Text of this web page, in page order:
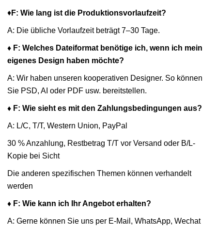
♦F: Wie lang ist die Produktionsvorlaufzeit?
A: Die übliche Vorlaufzeit beträgt 7–30 Tage.
♦ F: Welches Dateiformat benötige ich, wenn ich mein
eigenes Design haben möchte?
A: Wir haben unseren kooperativen Designer. So können
Sie PSD, AI oder PDF usw. bereitstellen.
♦ F: Wie sieht es mit den Zahlungsbedingungen aus?
A: L/C, T/T, Western Union, PayPal
30 % Anzahlung, Restbetrag T/T vor Versand oder B/L-
Kopie bei Sicht
Die anderen spezifischen Themen können verhandelt
werden
♦ F: Wie kann ich Ihr Angebot erhalten?
A: Gerne können Sie uns per E-Mail, WhatsApp, Wechat